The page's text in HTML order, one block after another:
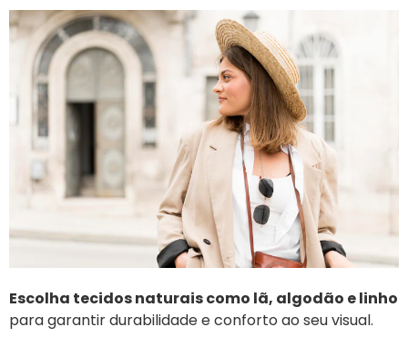
Escolha tecidos naturais como lã, algodão e linho
para garantir durabilidade e conforto ao seu visual.